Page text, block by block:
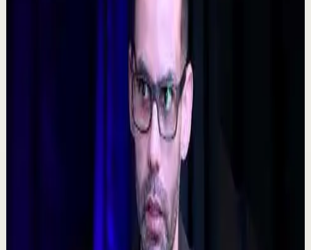
Video estándar
𝐓𝐨𝐦𝐚 𝐥𝐚𝐬 𝐝𝐞𝐜𝐢𝐬𝐢𝐨𝐧𝐞𝐬 𝐝𝐢𝐟í𝐜𝐢𝐥𝐞𝐬 - Poderoso Discurso
Chispa Motivation Español•7 ago
Subscríbete para más motivación. Nuevos videos
semanales. @chispamotivationespanol Las decisiones
difíciles son las que forjan el carácter. En es...